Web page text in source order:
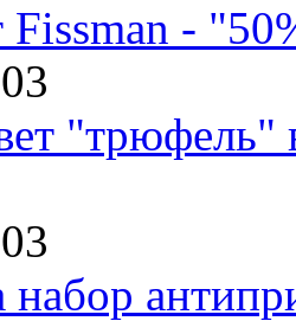
-
"трюфель"